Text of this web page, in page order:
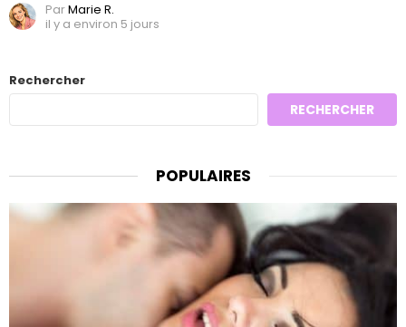
ParMarie R.
il y a environ 5 jours
Rechercher
RECHERCHER
POPULAIRES